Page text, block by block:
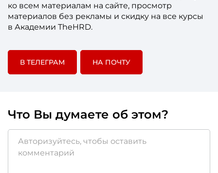
ко всем материалам на сайте, просмотр
материалов без рекламы и скидку на все курсы
в Академии TheHRD.
В ТЕЛЕГРАМ НА ПОЧТУ
Что Вы думаете об этом?